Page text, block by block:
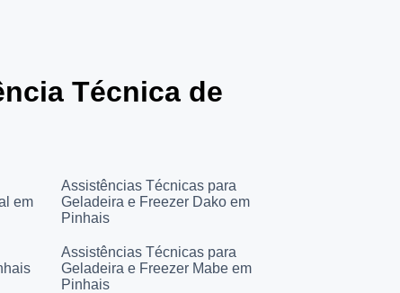
Técnica de
em
Assistências Técnicas para
Geladeira e Freezer Dako em
Pinhais
Assistências Técnicas para
Geladeira e Freezer Mabe em
Pinhais